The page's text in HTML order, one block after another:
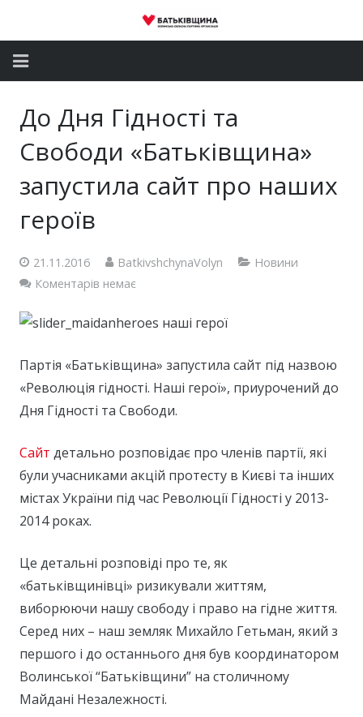
Депутатський корпус
Контакти
До Дня Гідності та
Свободи «Батьківщина»
запустила сайт про наших
героїв
21.11.2016 BatkivshchynaVolyn
Новини
Коментарів немає
Партія «Батьківщина» запустила сайт під назвою
«Революція гідності. Наші герої», приурочений до
Дня Гідності та Свободи.
Сайт детально розповідає про членів партії, які
були учасниками акцій протесту в Києві та інших
містах України під час Революції Гідності у 2013-
2014 роках.
Це детальні розповіді про те, як
«батьківщинівці» ризикували життям,
виборюючи нашу свободу і право на гідне життя.
Серед них – наш земляк Михайло Гетьман, який з
першого і до останнього дня був координатором
Волинської “Батьківщини” на столичному
Майдані Незалежності.